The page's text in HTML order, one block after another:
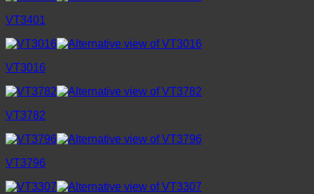
VT3401
VT3016
VT3782
VT3796